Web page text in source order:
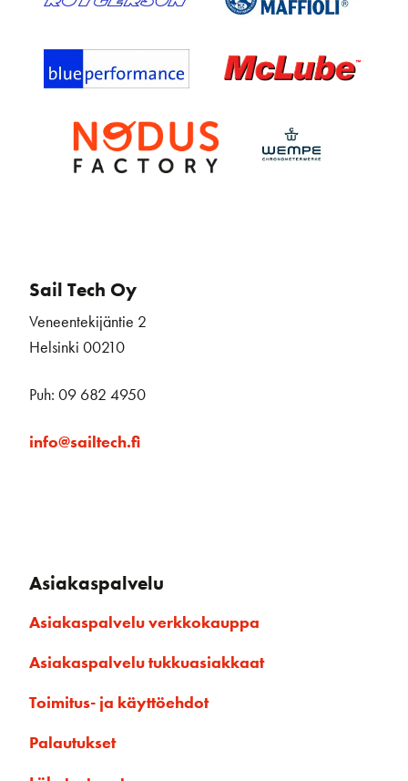
Sail Tech Oy
Veneentekijäntie 2
Helsinki 00210
Puh: 09 682 4950
info@sailtech.fi
Asiakaspalvelu
Asiakaspalvelu verkkokauppa
Asiakaspalvelu tukkuasiakkaat
Toimitus- ja käyttöehdot
Palautukset